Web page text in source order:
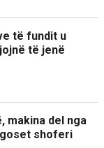
të fundit u
të jenë
makina del nga
shoferi